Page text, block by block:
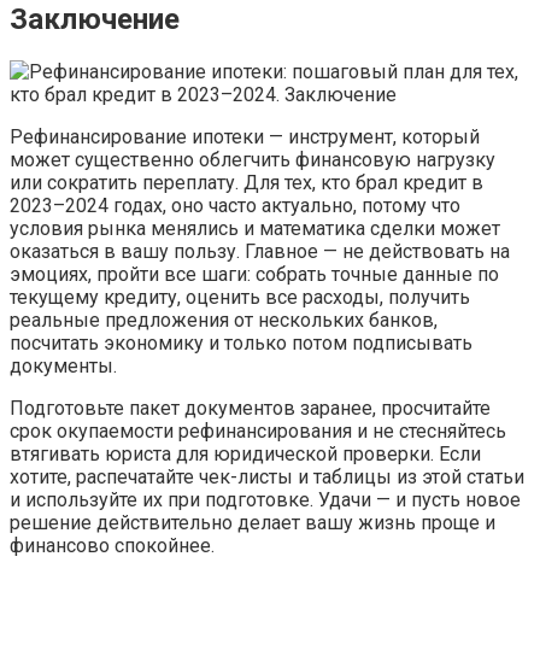
Заключение
Рефинансирование ипотеки — инструмент, который
может существенно облегчить финансовую нагрузку
или сократить переплату. Для тех, кто брал кредит в
2023–2024 годах, оно часто актуально, потому что
условия рынка менялись и математика сделки может
оказаться в вашу пользу. Главное — не действовать на
эмоциях, пройти все шаги: собрать точные данные по
текущему кредиту, оценить все расходы, получить
реальные предложения от нескольких банков,
посчитать экономику и только потом подписывать
документы.
Подготовьте пакет документов заранее, просчитайте
срок окупаемости рефинансирования и не стесняйтесь
втягивать юриста для юридической проверки. Если
хотите, распечатайте чек-листы и таблицы из этой статьи
и используйте их при подготовке. Удачи — и пусть новое
решение действительно делает вашу жизнь проще и
финансово спокойнее.